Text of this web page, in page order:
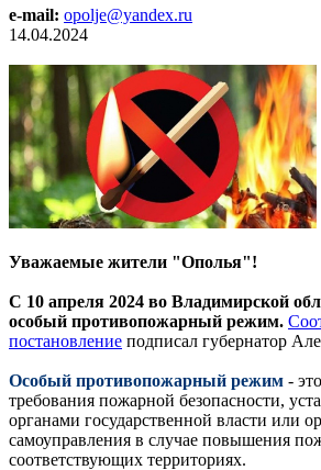
e-mail: opolje@yandex.ru
14.04.2024
Уважаемые жители "Ополья"!
С 10 апреля 2024 во Владимирской
особый противопожарный режим.
постановление подписал губернатор
Особый противопожарный режим -
требования пожарной безопасности,
органами государственной власти или
самоуправления в случае повышения
соответствующих территориях.